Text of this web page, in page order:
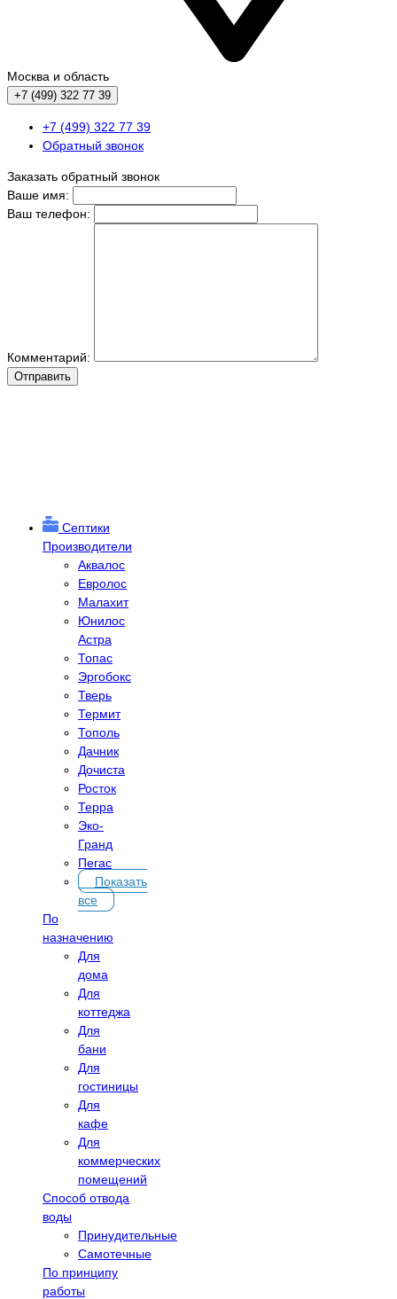
Москва и область
+7 (499) 322 77 39
+7 (499) 322 77 39
Обратный звонок
Заказать обратный звонок
Ваше имя:
Ваш телефон:
Комментарий:
Отправить
Септики
Производители
Аквалос
Евролос
Малахит
Юнилос
Астра
Топас
Эргобокс
Тверь
Термит
Тополь
Дачник
Дочиста
Росток
Терра
Эко-
Гранд
Пегас
Показать
все
По
назначению
Для
дома
Для
коттеджа
Для
бани
Для
гостиницы
Для
кафе
Для
коммерческих
помещений
Способ отвода
воды
Принудительные
Самотечные
По принципу
работы